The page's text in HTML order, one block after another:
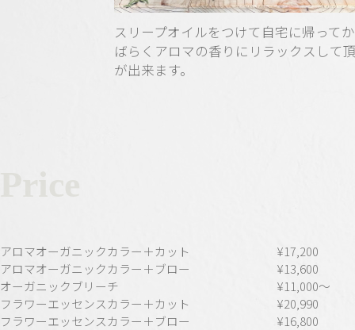
スリープオイルをつけて自宅に帰って
ばらくアロマの香りにリラックスして
が出来ます。
アロマオーガニックカラー＋カット
¥17,200
アロマオーガニックカラー＋ブロー
¥13,600
⁡オーガニックブリーチ
¥11,000〜
フラワーエッセンスカラー＋カット
¥20,990
フラワーエッセンスカラー＋ブロー
¥16,800